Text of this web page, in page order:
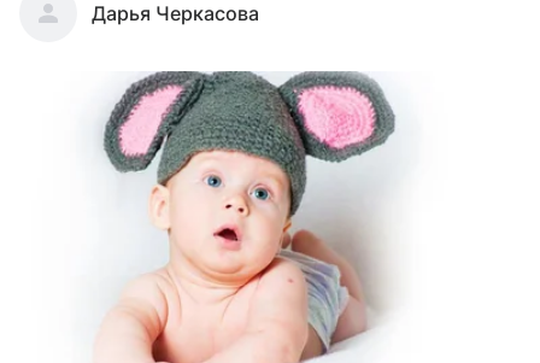
Дарья Черкасова